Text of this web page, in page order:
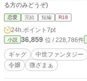
る方のみどうぞ)
恋愛 完結 短編 R18
24h.ポイント 7pt
小説 36,859 位 / 228,786件
ギャグ 中世ファンタジー
令嬢
微ざまぁ